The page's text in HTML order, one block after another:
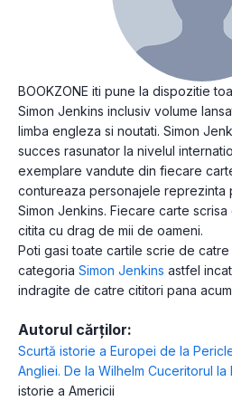
BOOKZONE iti pune la dispozitie
Simon Jenkins inclusiv volume
limba engleza si noutati. Simon
succes rasunator la nivelul
exemplare vandute din fiecare
contureaza personajele reprezinta
Simon Jenkins. Fiecare carte
citita cu drag de mii de oameni.
Poti gasi toate cartile scrie de catre
categoria Simon Jenkins astfel
indragite de catre cititori pana
Autorul cărților:
Scurtă istorie a Europei de la
Angliei. De la Wilhelm Cuceritorul la
istorie a Americii